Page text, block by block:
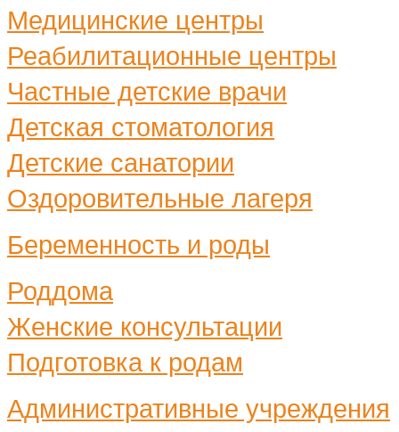
Медицинские центры
Реабилитационные центры
Частные детские врачи
Детская стоматология
Детские санатории
Оздоровительные лагеря
Беременность и роды
Роддома
Женские консультации
Подготовка к родам
Административные учреждения